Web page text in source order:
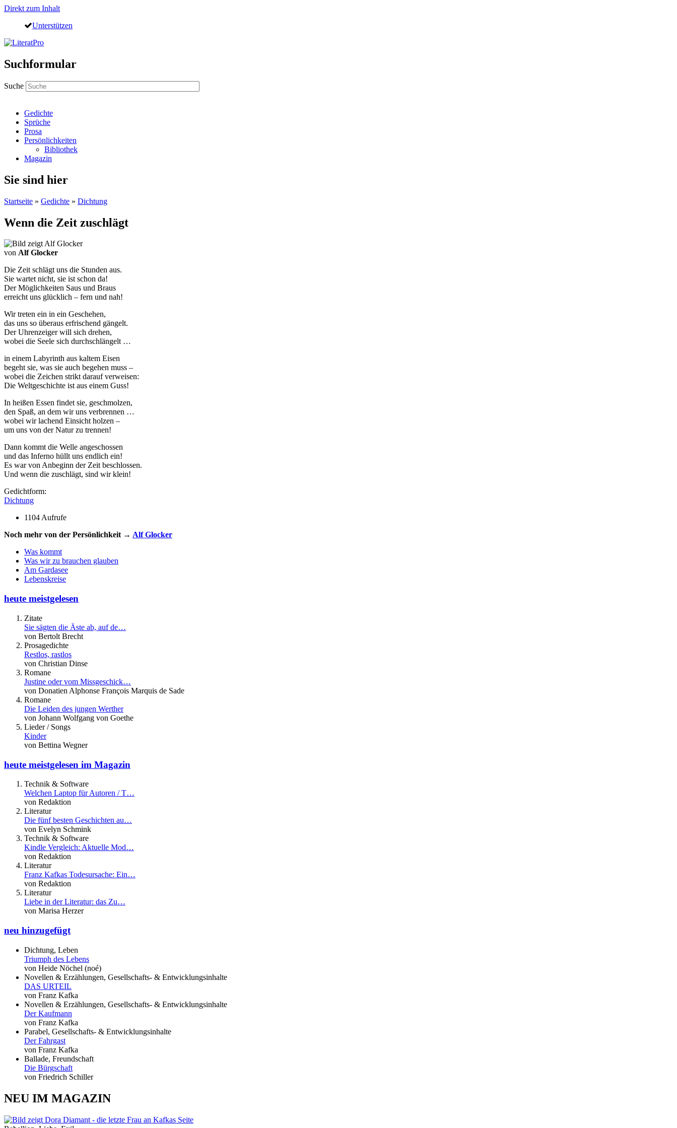
Direkt zum Inhalt
Unterstützen
Suchformular
Suche
Gedichte
Sprüche
Prosa
Persönlichkeiten
Bibliothek
Magazin
Sie sind hier
Startseite » Gedichte » Dichtung
Wenn die Zeit zuschlägt
von Alf Glocker
Die Zeit schlägt uns die Stunden aus.
Sie wartet nicht, sie ist schon da!
Der Möglichkeiten Saus und Braus
erreicht uns glücklich – fern und nah!
Wir treten ein in ein Geschehen,
das uns so überaus erfrischend gängelt.
Der Uhrenzeiger will sich drehen,
wobei die Seele sich durchschlängelt …
in einem Labyrinth aus kaltem Eisen
begeht sie, was sie auch begehen muss –
wobei die Zeichen strikt darauf verweisen:
Die Weltgeschichte ist aus einem Guss!
In heißen Essen findet sie, geschmolzen,
den Spaß, an dem wir uns verbrennen …
wobei wir lachend Einsicht holzen –
um uns von der Natur zu trennen!
Dann kommt die Welle angeschossen
und das Inferno hüllt uns endlich ein!
Es war von Anbeginn der Zeit beschlossen.
Und wenn die zuschlägt, sind wir klein!
Gedichtform:
Dichtung
1104 Aufrufe
Noch mehr von der Persönlichkeit → Alf Glocker
Was kommt
Was wir zu brauchen glauben
Am Gardasee
Lebenskreise
heute meistgelesen
Zitate
Sie sägten die Äste ab, auf de…
von Bertolt Brecht
Prosagedichte
Restlos, rastlos
von Christian Dinse
Romane
Justine oder vom Missgeschick…
von Donatien Alphonse François Marquis de Sade
Romane
Die Leiden des jungen Werther
von Johann Wolfgang von Goethe
Lieder / Songs
Kinder
von Bettina Wegner
heute meistgelesen im Magazin
Technik & Software
Welchen Laptop für Autoren / T…
von Redaktion
Literatur
Die fünf besten Geschichten au…
von Evelyn Schmink
Technik & Software
Kindle Vergleich: Aktuelle Mod…
von Redaktion
Literatur
Franz Kafkas Todesursache: Ein…
von Redaktion
Literatur
Liebe in der Literatur: das Zu…
von Marisa Herzer
neu hinzugefügt
Dichtung, Leben
Triumph des Lebens
von Heide Nöchel (noé)
Novellen & Erzählungen, Gesellschafts- & Entwicklungsinhalte
DAS URTEIL
von Franz Kafka
Novellen & Erzählungen, Gesellschafts- & Entwicklungsinhalte
Der Kaufmann
von Franz Kafka
Parabel, Gesellschafts- & Entwicklungsinhalte
Der Fahrgast
von Franz Kafka
Ballade, Freundschaft
Die Bürgschaft
von Friedrich Schiller
NEU IM MAGAZIN